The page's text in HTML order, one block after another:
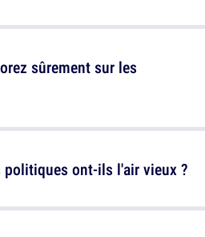
sûrement sur les
politiques ont-ils l'air vieux ?